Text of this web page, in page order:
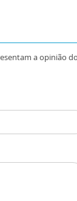
a opinião do